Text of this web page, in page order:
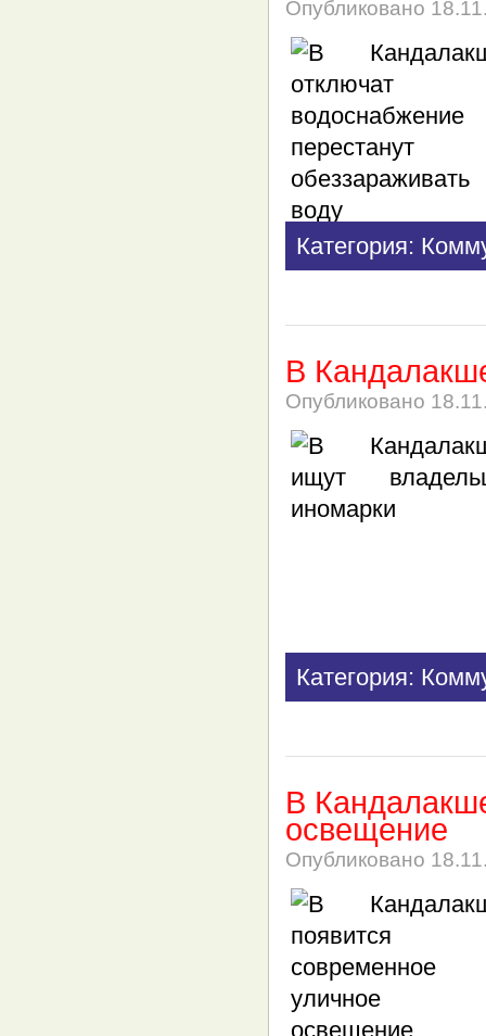
Опубликовано
Категория:
В
Опубликовано
Категория:
В
освещение
Опубликовано